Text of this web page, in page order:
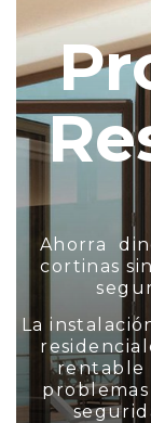
Ahorra
cortinas
La
rentable